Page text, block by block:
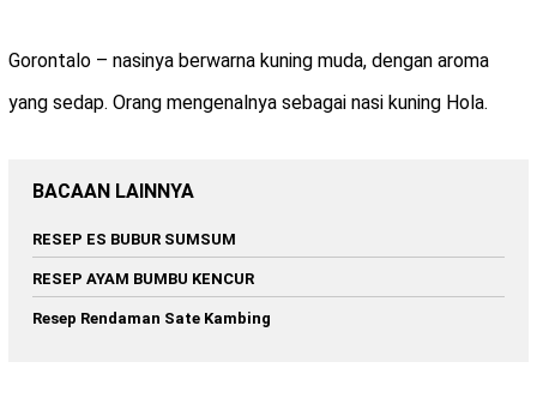
Gorontalo – nasinya berwarna kuning muda, dengan aroma
yang sedap. Orang mengenalnya sebagai nasi kuning Hola.
BACAAN LAINNYA
RESEP ES BUBUR SUMSUM
RESEP AYAM BUMBU KENCUR
Resep Rendaman Sate Kambing